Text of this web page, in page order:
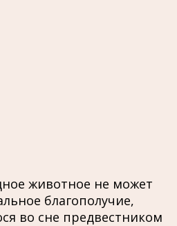
животное не может
благополучие,
во сне предвестником